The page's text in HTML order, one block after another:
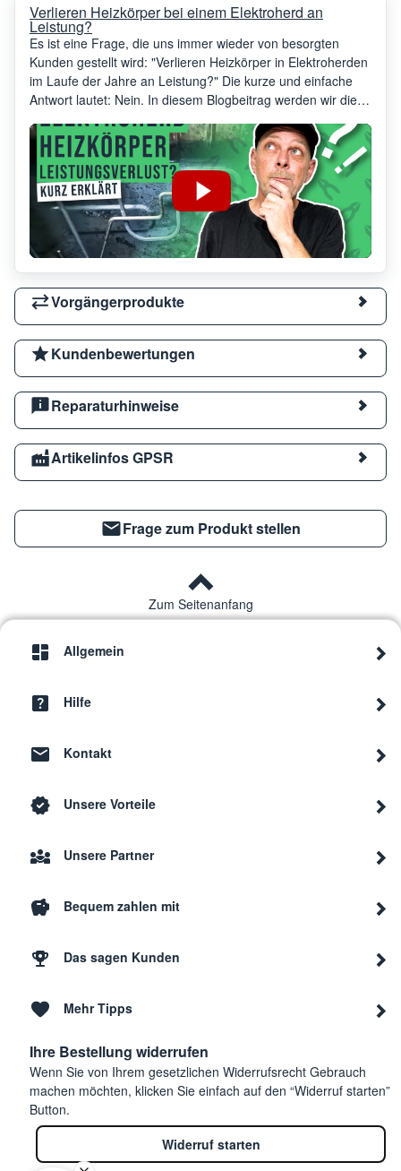
Verlieren Heizkörper bei einem Elektroherd an
Leistung?
Es ist eine Frage, die uns immer wieder von besorgten
Kunden gestellt wird: "Verlieren Heizkörper in Elektroherden
im Laufe der Jahre an Leistung?" Die kurze und einfache
Antwort lautet: Nein. In diesem Blogbeitrag werden wir diese
keine Sorgen um einen Leistungsabfall Ihrer Heizkörper
machen müssen.
Vorgängerprodukte
Kundenbewertungen
Reparaturhinweise
Artikelinfos GPSR
Frage zum Produkt stellen
Zum Seitenanfang
Allgemein
Hilfe
Kontakt
Unsere Vorteile
Unsere Partner
Bequem zahlen mit
Das sagen Kunden
Mehr Tipps
Ihre Bestellung widerrufen
Wenn Sie von Ihrem gesetzlichen Widerrufsrecht Gebrauch
machen möchten, klicken Sie einfach auf den “Widerruf starten”
Button.
Widerruf starten